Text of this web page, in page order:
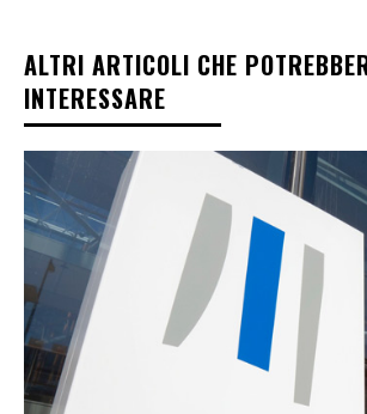
ALTRI ARTICOLI CHE
INTERESSARE